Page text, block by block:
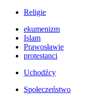
Religie
ekumenizm
Islam
Prawosławie
protestanci
Uchodźcy
Społeczeństwo